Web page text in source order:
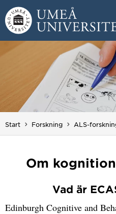
Hoppa direkt till innehållet
Huvudmenyn dold.
Start Forskning ALS-
Om
Vad är
Edinburgh Cognitive and